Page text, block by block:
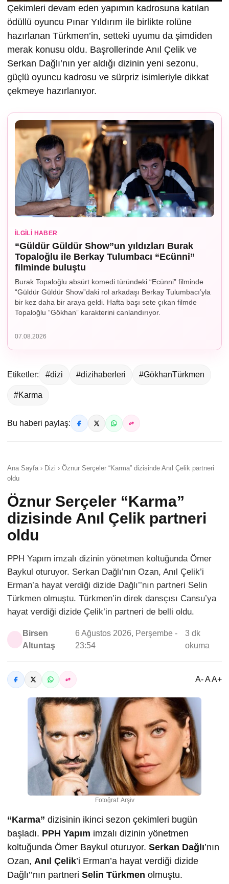
Çekimleri devam eden yapımın kadrosuna katılan
ödüllü oyuncu Pınar Yıldırım ile birlikte rolüne
hazırlanan Türkmen’in, setteki uyumu da şimdiden
merak konusu oldu. Başrollerinde Anıl Çelik ve
Serkan Dağlı’nın yer aldığı dizinin yeni sezonu,
güçlü oyuncu kadrosu ve sürpriz isimleriyle dikkat
çekmeye hazırlanıyor.
İLGILI HABER
“Güldür Güldür Show”un yıldızları Burak
Topaloğlu ile Berkay Tulumbacı “Ecünni”
filminde buluştu
Burak Topaloğlu absürt komedi türündeki “Ecünni” filminde
“Güldür Güldür Show”daki rol arkadaşı Berkay Tulumbacı’yla
bir kez daha bir araya geldi. Hafta başı sete çıkan filmde
Topaloğlu “Gökhan” karakterini canlandırıyor.
07.08.2026
Etiketler: #dizi #dizihaberleri #GökhanTürkmen
#Karma
Bu haberi paylaş:
Ana Sayfa › Dizi › Öznur Serçeler “Karma” dizisinde Anıl Çelik partneri
oldu
Öznur Serçeler “Karma”
dizisinde Anıl Çelik partneri
oldu
PPH Yapım imzalı dizinin yönetmen koltuğunda Ömer
Baykul oturuyor. Serkan Dağlı’nın Ozan, Anıl Çelik’i
Erman’a hayat verdiği dizide Dağlı’’nın partneri Selin
Türkmen olmuştu. Türkmen’in direk dansçısı Cansu’ya
hayat verdiği dizide Çelik’in partneri de belli oldu.
Birsen
Altuntaş
6 Ağustos 2026, Perşembe -
23:54
3 dk
okuma
A- A A+
Fotoğraf: Arşiv
“Karma” dizisinin ikinci sezon çekimleri bugün
başladı. PPH Yapım imzalı dizinin yönetmen
koltuğunda Ömer Baykul oturuyor. Serkan Dağlı’nın
Ozan, Anıl Çelik’i Erman’a hayat verdiği dizide
Dağlı’’nın partneri Selin Türkmen olmuştu.